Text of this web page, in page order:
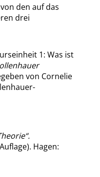
den auf das
drei
1: Was ist
von Cornelie
“.
Hagen: